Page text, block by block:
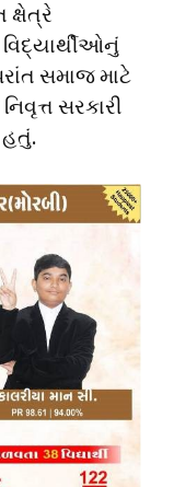
ક્ષેત્રે
સમાજ માટે
સરકારી
હતું.